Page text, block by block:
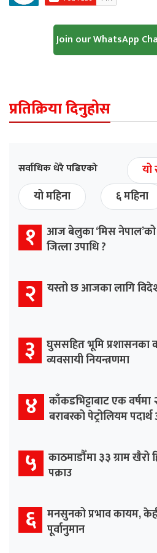
Join our WhatsApp
प्रतिक्रिया दिनुहोस
सर्वाधिक धेरै पढिएको
यो
यो महिना
६ महिना
१ आज बेलुका ‘मिस
जित्ला उपाधि ?
२ यस्तो छ आजका लागि
३ घुससहित भूमि प्रशासनका
व्यवसायी नियन्त्रणमा
४ काँकडभिट्टाबाट एक
बराबरको पेट्रोलियम
५ काठमाडौँमा ३३ ग्राम खैरो
पक्राउ
६ मनसुनको प्रभाव कायम,
पूर्वानुमान